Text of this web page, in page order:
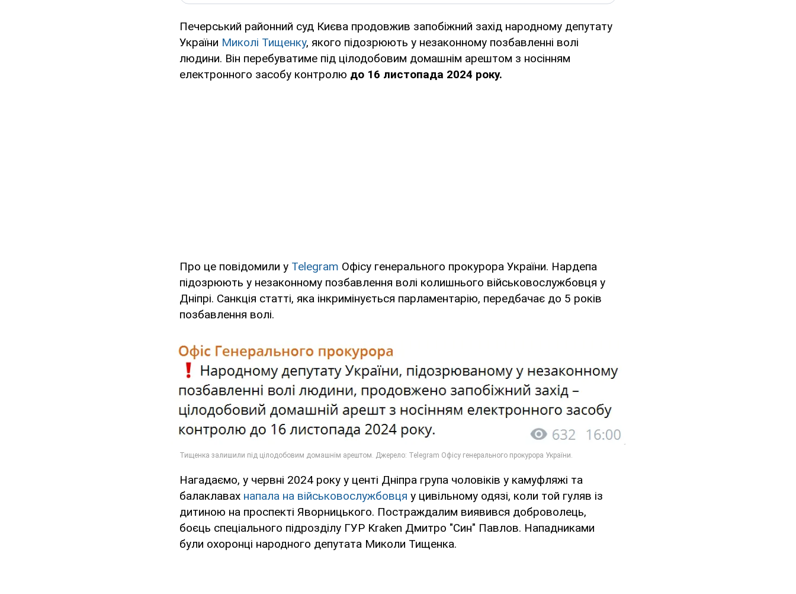
Печерський районний суд Києва продовжив запобіжний захід народному депутату
України Миколі Тищенку, якого підозрюють у незаконному позбавленні волі
людини. Він перебуватиме під цілодобовим домашнім арештом з носінням
електронного засобу контролю до 16 листопада 2024 року.
Про це повідомили у Telegram Офісу генерального прокурора України. Нардепа
підозрюють у незаконному позбавлення волі колишнього військовослужбовця у
Дніпрі. Санкція статті, яка інкримінується парламентарію, передбачає до 5 років
позбавлення волі.
Нагадаємо, у червні 2024 року у центі Дніпра група чоловіків у камуфляжі та
балаклавах напала на військовослужбовця у цивільному одязі, коли той гуляв із
дитиною на проспекті Яворницького. Постраждалим виявився доброволець,
боєць спеціального підрозділу ГУР Kraken Дмитро "Син" Павлов. Нападниками
були охоронці народного депутата Миколи Тищенка.